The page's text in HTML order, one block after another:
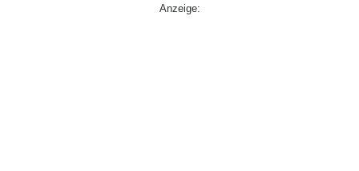
Anzeige: